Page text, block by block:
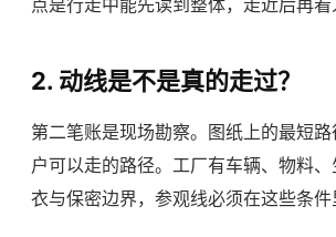
点是行走中能先读到整体，走近后再看
2. 动线是不是真的走过？
第二笔账是现场勘察。图纸上的最短
户可以走的路径。工厂有车辆、物料
衣与保密边界，参观线必须在这些条件